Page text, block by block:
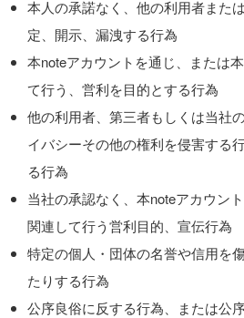
本人の承諾なく、他の利用者また
定、開示、漏洩する行為
本noteアカウントを通じ、または
て行う、営利を目的とする行為
他の利用者、第三者もしくは当社
イバシーその他の権利を侵害する
る行為
当社の承認なく、本noteアカウン
関連して行う営利目的、宣伝行為
特定の個人・団体の名誉や信用を
たりする行為
公序良俗に反する行為、または公